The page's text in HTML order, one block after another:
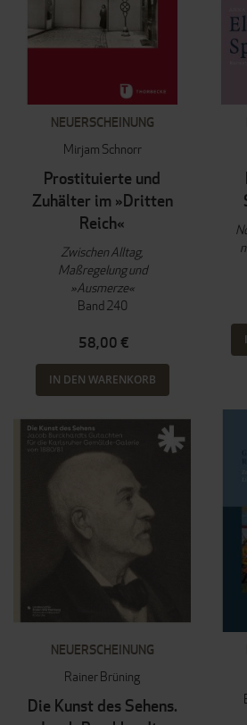
NEUERSCHEINUNG
Mirjam Schnorr
Prostituierte und
Zuhälter im »Dritten
Reich«
Zwischen Alltag,
Maßregelung und
»Ausmerze«
Band 240
58,00 €
IN DEN WARENKORB
NEUERSCHEINUNG
Rainer Brüning
Die Kunst des Sehens.